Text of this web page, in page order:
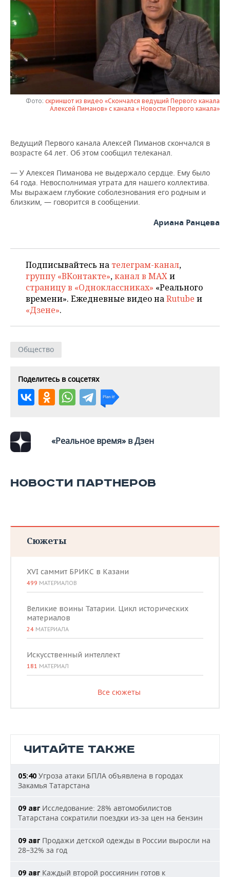
НЕФТЕХИМИЯ
НЕФТЬ
ОПК
ЭНЕРГЕТИКА
РОЗНИЧНАЯ ТОРГОВЛЯ
ТРАНСПОРТ
УСЛУГИ
НОВОСТИ ТЕХНОЛОГИЙ
IT
МЕДИА
МЕРОПРИЯТИЯ
НОВОСТИ МЕРОПРИЯТИЙ
ВЫЕЗДНАЯ РЕДАКЦИЯ
ONLINE-КОНФЕРЕНЦИИ
СПОРТ
НОВОСТИ СПОРТА
КИБЕРСПОРТ
ФИГУРНОЕ КАТАНИЕ
ОБЩЕСТВО
КУЛЬТУРА
МЕДИЦИНА
СПИСОК КОМПАНИЙ
Фото: скриншот из видео «Скончался ведущий Первого канала
Алексей Пиманов» с канала « Новости Первого канала»
Ведущий Первого канала Алексей Пиманов скончался в
возрасте 64 лет. Об этом сообщил телеканал.
— У Алексея Пиманова не выдержало сердце. Ему было
64 года. Невосполнимая утрата для нашего коллектива.
Мы выражаем глубокие соболезнования его родным и
близким, — говорится в сообщении.
Ариана Ранцева
Подписывайтесь на телеграм-канал,
группу «ВКонтакте»,канал в MAXи
страницу в «Одноклассниках» «Реального
времени». Ежедневные видео наRutube и
«Дзене».
Общество
Поделитесь в соцсетях
«Реальное время» в Дзен
НОВОСТИ ПАРТНЕРОВ
Сюжеты
XVI саммит БРИКС в Казани
499 МАТЕРИАЛОВ
Великие воины Татарии. Цикл исторических
материалов
24 МАТЕРИАЛА
Искусственный интеллект
181 МАТЕРИАЛ
Все сюжеты
ЧИТАЙТЕ ТАКЖЕ
05:40 Угроза атаки БПЛА объявлена в городах
Закамья Татарстана
09 авг Исследование: 28% автомобилистов
Татарстана сократили поездки из-за цен на бензин
09 авг Продажи детской одежды в России выросли на
28–32% за год
09 авг Каждый второй россиянин готов к